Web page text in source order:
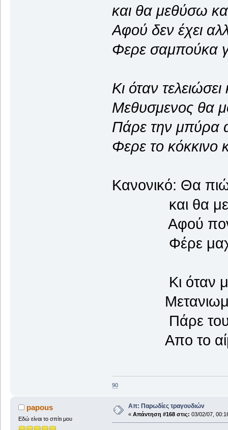
και θα μεθύσω
Αφού δεν έχει
Φερε σαμπούκα
Κι όταν
Μεθυσμενος θα
Πάρε την μπύρα
Φερε το κόκκινο
Κανονικό: Θα
και θα
Αφού πονάς
Φέρε
Κι όταν με
Πάρε του
Απο το αίμα
90
papous
Εδώ είναι το σπίτι μου
Απ: Παρωδίες τραγουδιών
« Απάντηση #168 στις: 03/02/07,